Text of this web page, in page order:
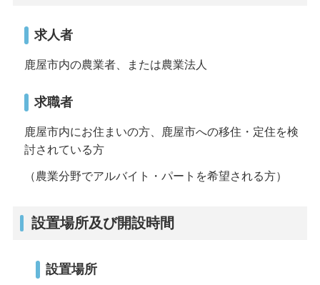
求人者
鹿屋市内の農業者、または農業法人
求職者
鹿屋市内にお住まいの方、鹿屋市への移住・定住を検
討されている方
（農業分野でアルバイト・パートを希望される方）
設置場所及び開設時間
設置場所